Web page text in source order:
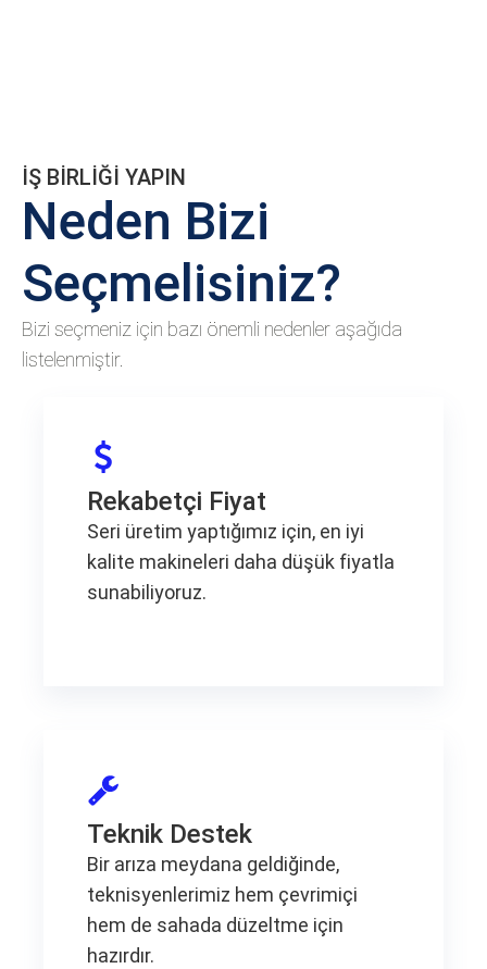
İŞ BİRLİĞİ YAPIN
Neden Bizi
Seçmelisiniz?
Bizi seçmeniz için bazı önemli nedenler aşağıda
listelenmiştir.
Rekabetçi Fiyat
Seri üretim yaptığımız için, en iyi
kalite makineleri daha düşük fiyatla
sunabiliyoruz.
Teknik Destek
Bir arıza meydana geldiğinde,
teknisyenlerimiz hem çevrimiçi
hem de sahada düzeltme için
hazırdır.